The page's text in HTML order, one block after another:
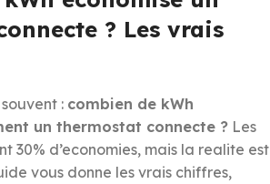
? Les vrais
: combien de kWh
un thermostat connecte ? Les
30% d’economies, mais la realite est
vous donne les vrais chiffres,